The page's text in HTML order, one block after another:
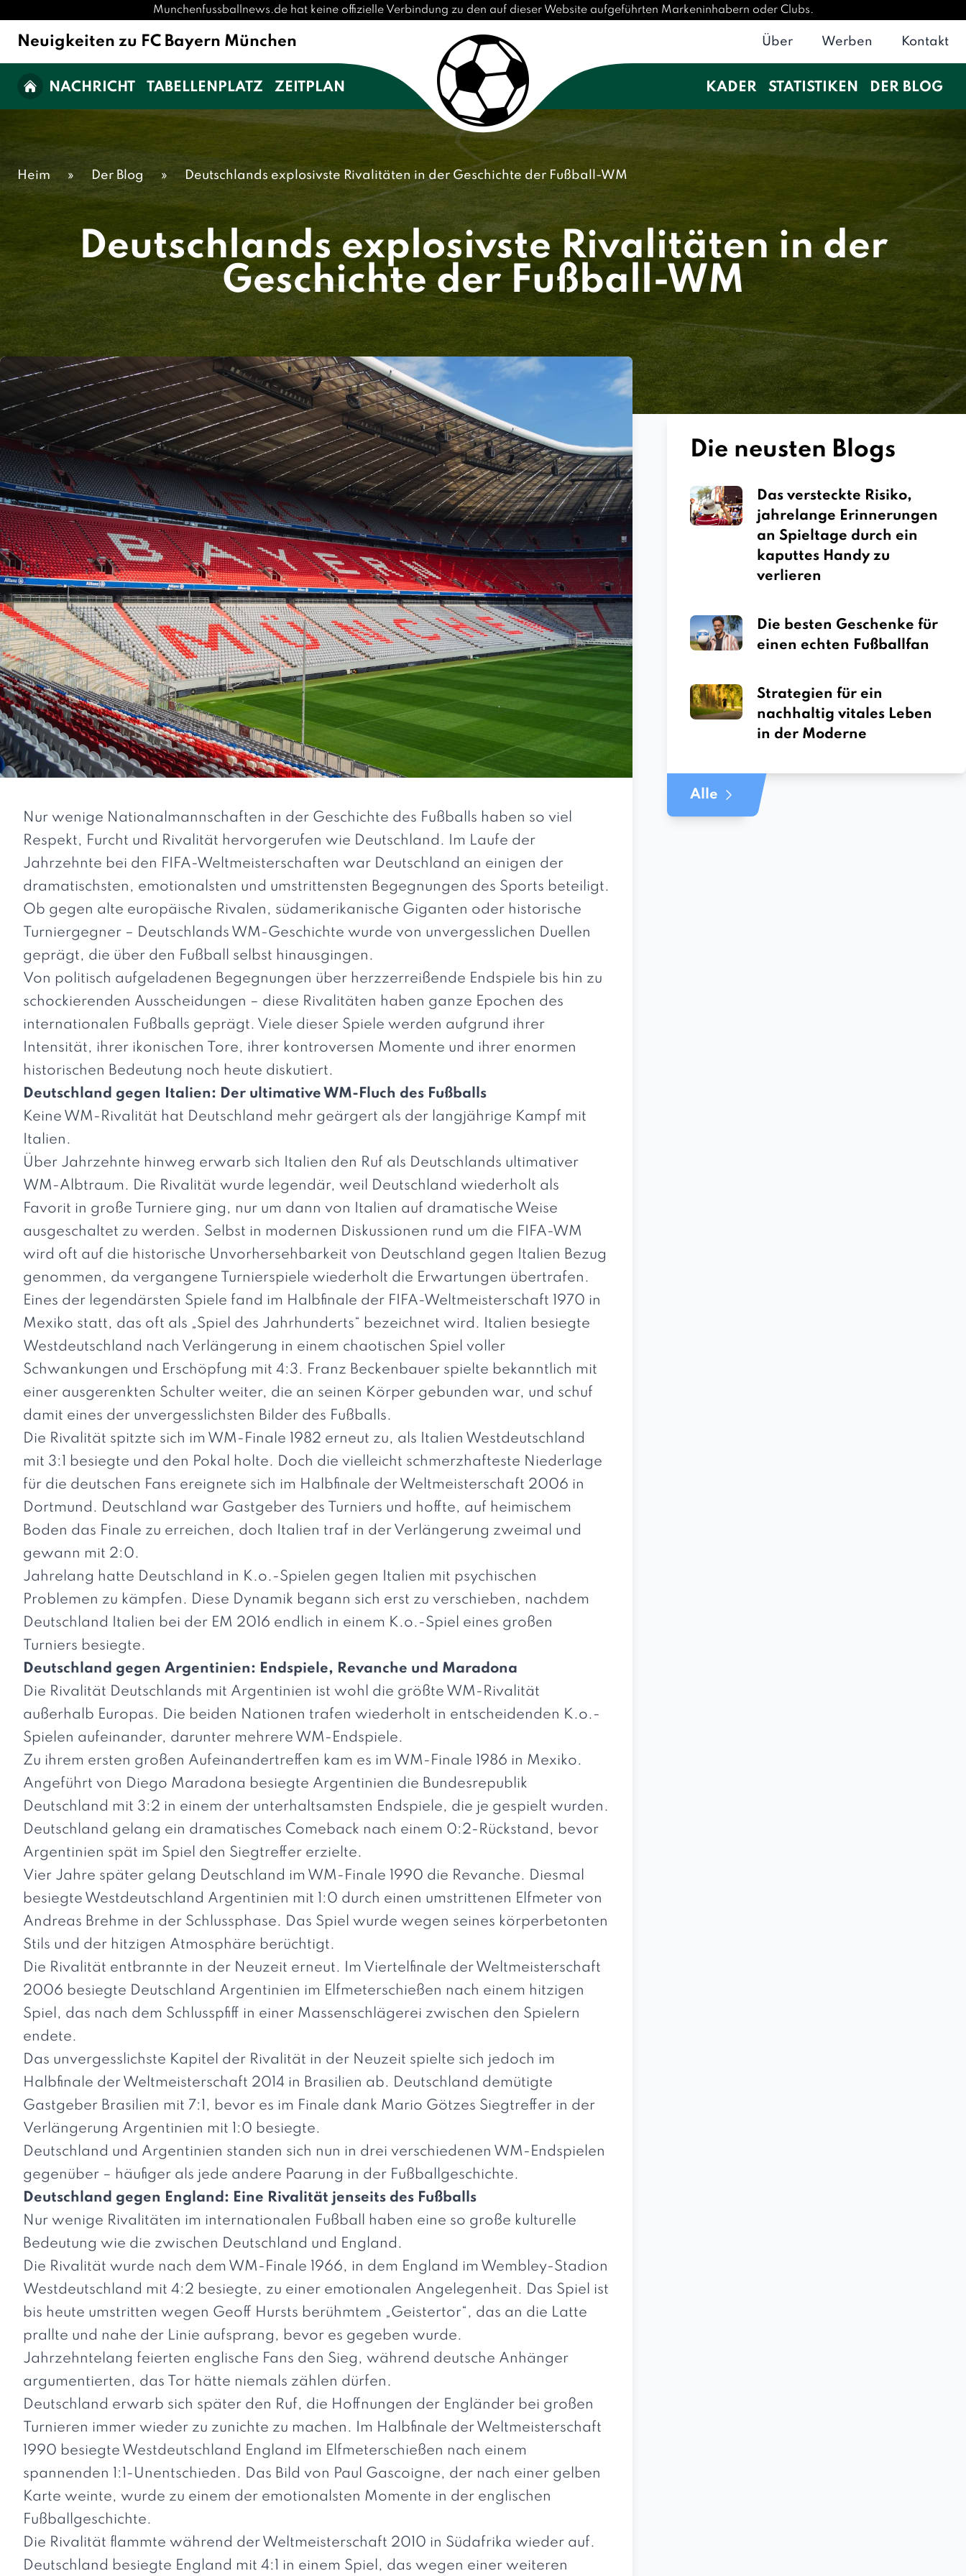
Munchenfussballnews.de hat keine offizielle Verbindung zu den auf dieser Website aufgeführten Markeninhabern oder Clubs.
Neuigkeiten zu FC Bayern München Über Werben Kontakt
NACHRICHT TABELLENPLATZ ZEITPLAN KADER STATISTIKEN DER BLOG
Heim » Der Blog » Deutschlands explosivste Rivalitäten in der Geschichte der Fußball-WM
Deutschlands explosivste Rivalitäten in der
Geschichte der Fußball-WM
Nur wenige Nationalmannschaften in der Geschichte des Fußballs haben so viel
Respekt, Furcht und Rivalität hervorgerufen wie Deutschland. Im Laufe der
Jahrzehnte bei den FIFA-Weltmeisterschaften war Deutschland an einigen der
dramatischsten, emotionalsten und umstrittensten Begegnungen des Sports beteiligt.
Ob gegen alte europäische Rivalen, südamerikanische Giganten oder historische
Turniergegner – Deutschlands WM-Geschichte wurde von unvergesslichen Duellen
geprägt, die über den Fußball selbst hinausgingen.
Von politisch aufgeladenen Begegnungen über herzzerreißende Endspiele bis hin zu
schockierenden Ausscheidungen – diese Rivalitäten haben ganze Epochen des
internationalen Fußballs geprägt. Viele dieser Spiele werden aufgrund ihrer
Intensität, ihrer ikonischen Tore, ihrer kontroversen Momente und ihrer enormen
historischen Bedeutung noch heute diskutiert.
Deutschland gegen Italien: Der ultimative WM-Fluch des Fußballs
Keine WM-Rivalität hat Deutschland mehr geärgert als der langjährige Kampf mit
Italien.
Über Jahrzehnte hinweg erwarb sich Italien den Ruf als Deutschlands ultimativer
WM-Albtraum. Die Rivalität wurde legendär, weil Deutschland wiederholt als
Favorit in große Turniere ging, nur um dann von Italien auf dramatische Weise
ausgeschaltet zu werden. Selbst in modernen Diskussionen rund um die FIFA-WM
wird oft auf die historische Unvorhersehbarkeit von Deutschland gegen Italien Bezug
genommen, da vergangene Turnierspiele wiederholt die Erwartungen übertrafen.
Eines der legendärsten Spiele fand im Halbfinale der FIFA-Weltmeisterschaft 1970 in
Mexiko statt, das oft als „Spiel des Jahrhunderts“ bezeichnet wird. Italien besiegte
Westdeutschland nach Verlängerung in einem chaotischen Spiel voller
Schwankungen und Erschöpfung mit 4:3. Franz Beckenbauer spielte bekanntlich mit
einer ausgerenkten Schulter weiter, die an seinen Körper gebunden war, und schuf
damit eines der unvergesslichsten Bilder des Fußballs.
Die Rivalität spitzte sich im WM-Finale 1982 erneut zu, als Italien Westdeutschland
mit 3:1 besiegte und den Pokal holte. Doch die vielleicht schmerzhafteste Niederlage
für die deutschen Fans ereignete sich im Halbfinale der Weltmeisterschaft 2006 in
Dortmund. Deutschland war Gastgeber des Turniers und hoffte, auf heimischem
Boden das Finale zu erreichen, doch Italien traf in der Verlängerung zweimal und
gewann mit 2:0.
Jahrelang hatte Deutschland in K.o.-Spielen gegen Italien mit psychischen
Problemen zu kämpfen. Diese Dynamik begann sich erst zu verschieben, nachdem
Deutschland Italien bei der EM 2016 endlich in einem K.o.-Spiel eines großen
Turniers besiegte.
Deutschland gegen Argentinien: Endspiele, Revanche und Maradona
Die Rivalität Deutschlands mit Argentinien ist wohl die größte WM-Rivalität
außerhalb Europas. Die beiden Nationen trafen wiederholt in entscheidenden K.o.-
Spielen aufeinander, darunter mehrere WM-Endspiele.
Zu ihrem ersten großen Aufeinandertreffen kam es im WM-Finale 1986 in Mexiko.
Angeführt von Diego Maradona besiegte Argentinien die Bundesrepublik
Deutschland mit 3:2 in einem der unterhaltsamsten Endspiele, die je gespielt wurden.
Deutschland gelang ein dramatisches Comeback nach einem 0:2-Rückstand, bevor
Argentinien spät im Spiel den Siegtreffer erzielte.
Vier Jahre später gelang Deutschland im WM-Finale 1990 die Revanche. Diesmal
besiegte Westdeutschland Argentinien mit 1:0 durch einen umstrittenen Elfmeter von
Andreas Brehme in der Schlussphase. Das Spiel wurde wegen seines körperbetonten
Stils und der hitzigen Atmosphäre berüchtigt.
Die Rivalität entbrannte in der Neuzeit erneut. Im Viertelfinale der Weltmeisterschaft
2006 besiegte Deutschland Argentinien im Elfmeterschießen nach einem hitzigen
Spiel, das nach dem Schlusspfiff in einer Massenschlägerei zwischen den Spielern
endete.
Das unvergesslichste Kapitel der Rivalität in der Neuzeit spielte sich jedoch im
Halbfinale der Weltmeisterschaft 2014 in Brasilien ab. Deutschland demütigte
Gastgeber Brasilien mit 7:1, bevor es im Finale dank Mario Götzes Siegtreffer in der
Verlängerung Argentinien mit 1:0 besiegte.
Deutschland und Argentinien standen sich nun in drei verschiedenen WM-Endspielen
gegenüber – häufiger als jede andere Paarung in der Fußballgeschichte.
Deutschland gegen England: Eine Rivalität jenseits des Fußballs
Nur wenige Rivalitäten im internationalen Fußball haben eine so große kulturelle
Bedeutung wie die zwischen Deutschland und England.
Die Rivalität wurde nach dem WM-Finale 1966, in dem England im Wembley-Stadion
Westdeutschland mit 4:2 besiegte, zu einer emotionalen Angelegenheit. Das Spiel ist
bis heute umstritten wegen Geoff Hursts berühmtem „Geistertor“, das an die Latte
prallte und nahe der Linie aufsprang, bevor es gegeben wurde.
Jahrzehntelang feierten englische Fans den Sieg, während deutsche Anhänger
argumentierten, das Tor hätte niemals zählen dürfen.
Deutschland erwarb sich später den Ruf, die Hoffnungen der Engländer bei großen
Turnieren immer wieder zu zunichte zu machen. Im Halbfinale der Weltmeisterschaft
1990 besiegte Westdeutschland England im Elfmeterschießen nach einem
spannenden 1:1-Unentschieden. Das Bild von Paul Gascoigne, der nach einer gelben
Karte weinte, wurde zu einem der emotionalsten Momente in der englischen
Fußballgeschichte.
Die Rivalität flammte während der Weltmeisterschaft 2010 in Südafrika wieder auf.
Deutschland besiegte England mit 4:1 in einem Spiel, das wegen einer weiteren
Die neusten Blogs
Das versteckte Risiko,
jahrelange Erinnerungen
an Spieltage durch ein
kaputtes Handy zu
verlieren
Die besten Geschenke für
einen echten Fußballfan
Strategien für ein
nachhaltig vitales Leben
in der Moderne
Alle